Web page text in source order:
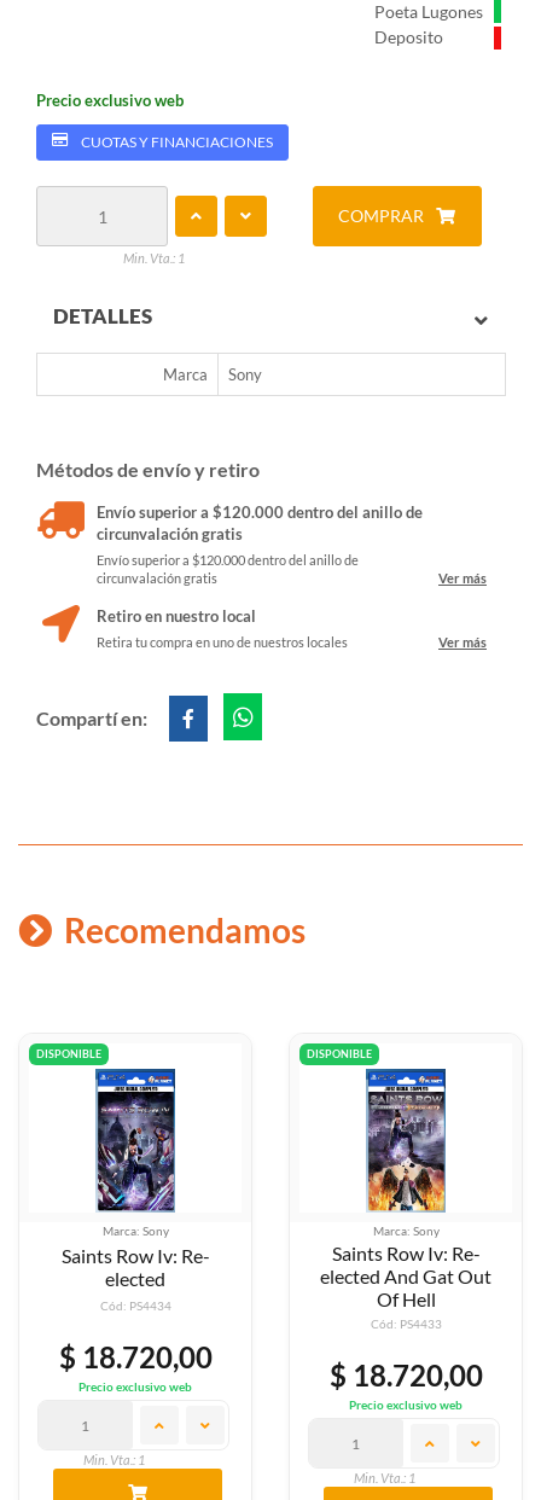
Poeta Lugones
Deposito
Precio exclusivo web
CUOTAS Y FINANCIACIONES
Min. Vta.: 1
COMPRAR
DETALLES
Marca Sony
Métodos de envío y retiro
Envío superior a $120.000 dentro del anillo de
circunvalación gratis
Envío superior a $120.000 dentro del anillo de
circunvalación gratis
Ver más
Retiro en nuestro local
Retira tu compra en uno de nuestros locales Ver más
Compartí en:
Recomendamos
Saints Row Iv: Re-
elected And Gat Out
$ 18.720,00
Saints Row:
$
Precio